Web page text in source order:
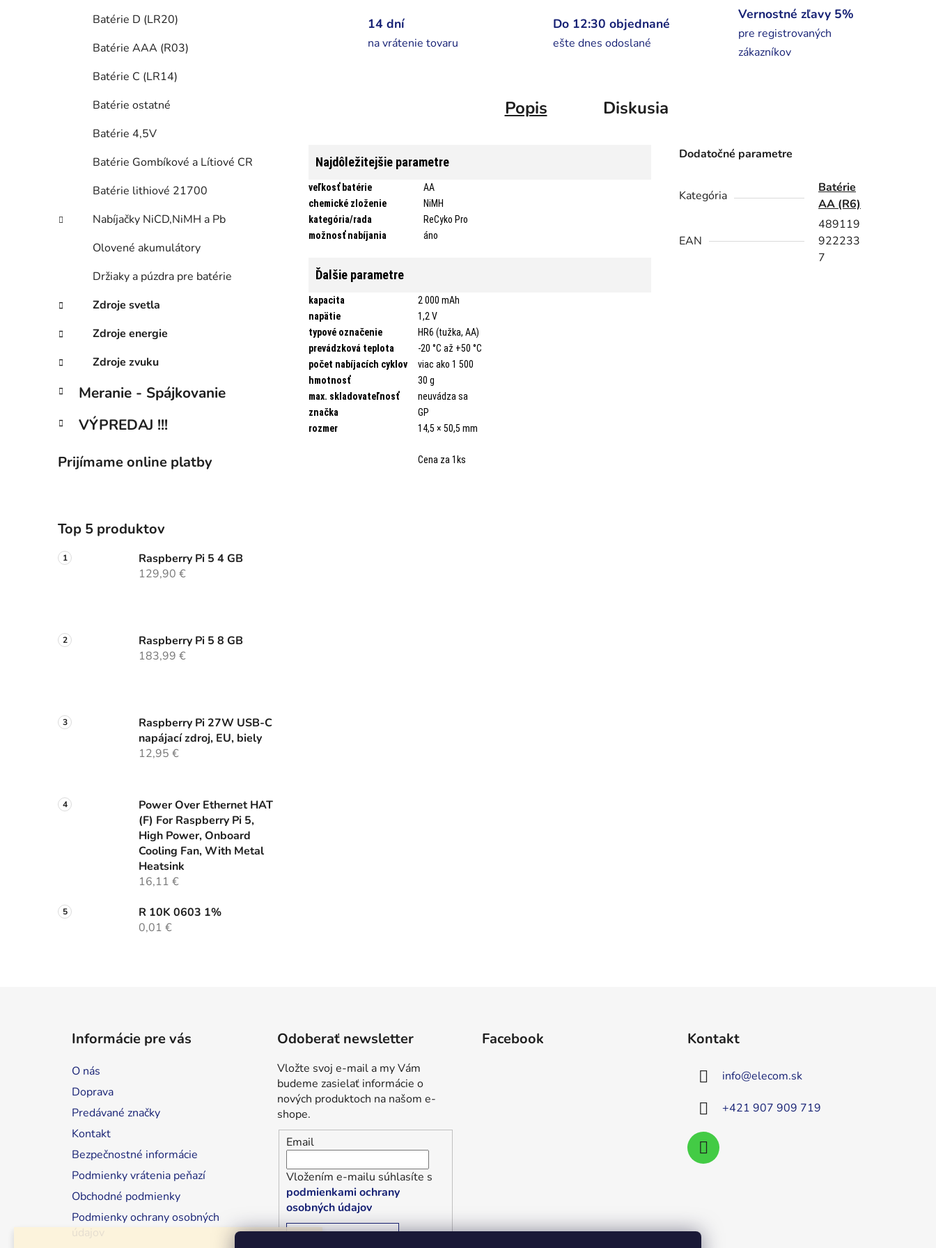
Batérie D (LR20)
Batérie AAA (R03)
Batérie C (LR14)
Batérie ostatné
Batérie 4,5V
Batérie Gombíkové a Lítiové CR
Batérie lithiové 21700
Nabíjačky NiCD,NiMH a Pb
Olovené akumulátory
Držiaky a púzdra pre batérie
Zdroje svetla
Zdroje energie
Zdroje zvuku
Meranie - Spájkovanie
VÝPREDAJ !!!
Prijímame online platby
Top 5 produktov
Raspberry Pi 5 4 GB
129,90 €
Raspberry Pi 5 8 GB
183,99 €
Raspberry Pi 27W USB-C
napájací zdroj, EU, biely
12,95 €
Power Over Ethernet HAT
(F) For Raspberry Pi 5,
High Power, Onboard
Cooling Fan, With Metal
Heatsink
16,11 €
R 10K 0603 1%
0,01 €
14 dní
na vrátenie tovaru
Do 12:30 objednané
ešte dnes odoslané
Vernostné zľavy 5%
pre registrovaných
zákazníkov
Popis Diskusia
Najdôležitejšie parametre
veľkosť batérie
AA
chemické zloženie
NiMH
kategória/rada
ReCyko Pro
možnosť nabíjania
áno
Ďalšie parametre
kapacita
2 000 mAh
napätie
1,2 V
typové označenie
HR6 (tužka, AA)
prevádzková teplota
-20 °C až +50 °C
počet nabíjacích cyklov
viac ako 1 500
hmotnosť
30 g
max. skladovateľnosť
neuvádza sa
značka
GP
rozmer
14,5 × 50,5 mm
Cena za 1ks
Dodatočné parametre
Kategória
Batérie
AA (R6)
EAN
489119
922233
7
Informácie pre vás
O nás
Doprava
Predávané značky
Kontakt
Bezpečnostné informácie
Podmienky vrátenia peňazí
Obchodné podmienky
Podmienky ochrany osobných
Odoberať newsletter
Vložte svoj e-mail a my Vám
budeme zasielať informácie o
nových produktoch na našom e-
shope.
Email
Vložením e-mailu súhlasíte s
podmienkami ochrany
osobných údajov
Facebook Kontakt
info@elecom.sk
+421 907 909 719